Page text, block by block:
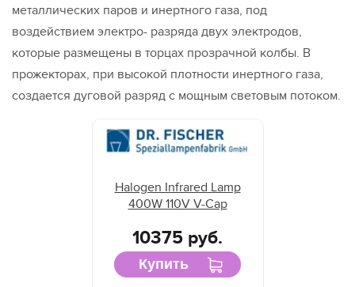
металлических паров и инертного газа, под
воздействием электро- разряда двух электродов,
которые размещены в торцах прозрачной колбы. В
прожекторах, при высокой плотности инертного газа,
создается дуговой разряд с мощным световым потоком.
Halogen Infrared Lamp
400W 110V V-Cap
10375 руб.
Купить